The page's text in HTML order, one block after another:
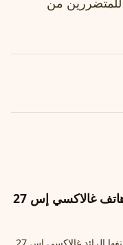
سامسونغ تخطط لتقليص عدسات هاتف غالاكسي إس 27